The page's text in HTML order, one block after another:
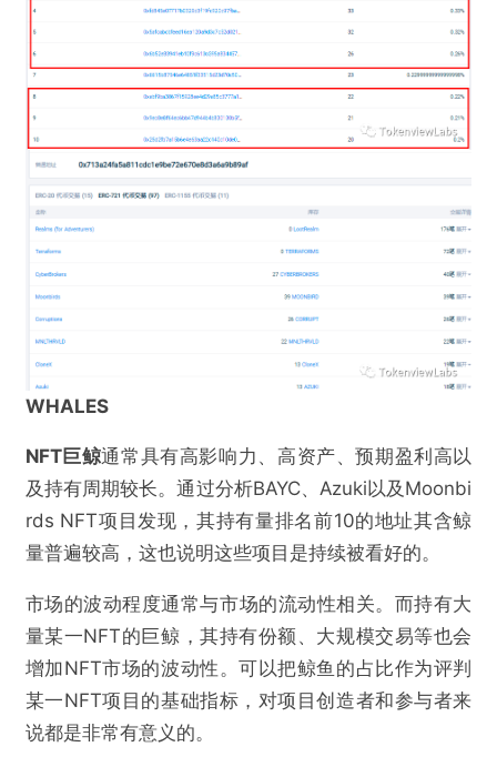
WHALES
NFT巨鲸通常具有高影响力、高资产、预期盈利高以
及持有周期较长。通过分析BAYC、Azuki以及Moonbi
rds NFT项目发现，其持有量排名前10的地址其含鲸
量普遍较高，这也说明这些项目是持续被看好的。
市场的波动程度通常与市场的流动性相关。而持有大
量某一NFT的巨鲸，其持有份额、大规模交易等也会
增加NFT市场的波动性。可以把鲸鱼的占比作为评判
某一NFT项目的基础指标，对项目创造者和参与者来
说都是非常有意义的。